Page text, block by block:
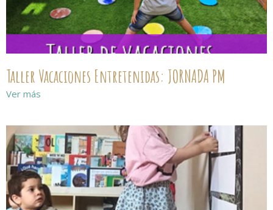
Taller Vacaciones Entretenidas: JORNADA PM
Ver más